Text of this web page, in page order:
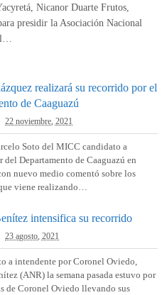
Nicanor Duarte Frutos,
presidir la Asociación Nacional
realizará su recorrido por el
de Caaguazú
22 noviembre, 2021
Soto del MICC candidato a
del Departamento de Caaguazú en
nuevo medio comentó sobre los
viene realizando…
intensifica su recorrido
23 agosto, 2021
a intendente por Coronel Oviedo,
(ANR) la semana pasada estuvo por
de Coronel Oviedo llevando sus